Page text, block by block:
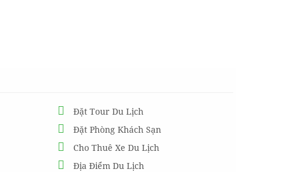
Đặt Tour Du Lịch
Đặt Phòng Khách Sạn
Cho Thuê Xe Du Lịch
Địa Điểm Du Lịch